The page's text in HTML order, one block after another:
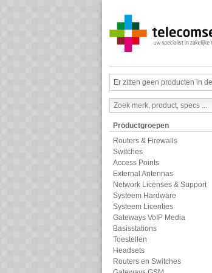
Er zitten geen producten in
Productgroepen
Routers & Firewalls
Switches
Access Points
External Antennas
Network Licenses & Support
Systeem Hardware
Systeem Licenties
Gateways VoIP Media
Basisstations
Toestellen
Headsets
Routers en Switches